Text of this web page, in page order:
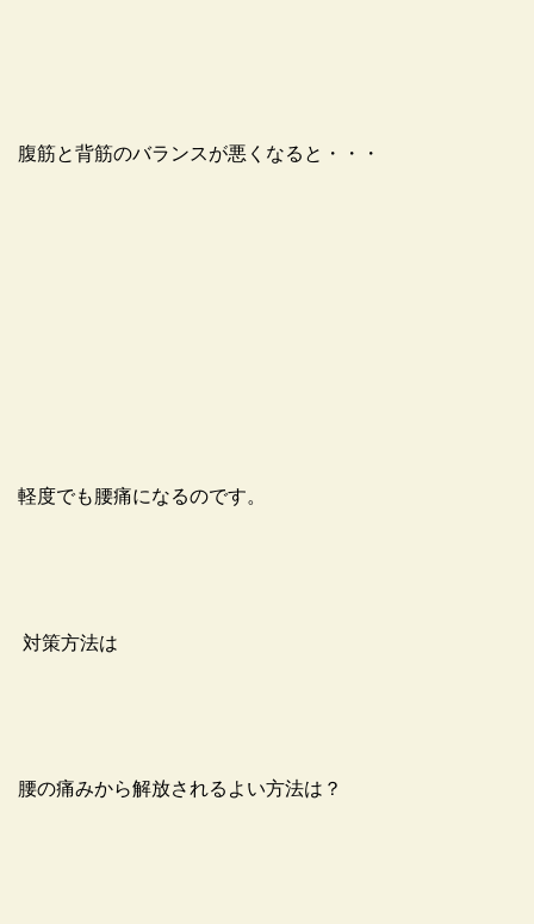
腹筋と背筋のバランスが悪くなると・・・
軽度でも腰痛になるのです。
対策方法は
腰の痛みから解放されるよい方法は？